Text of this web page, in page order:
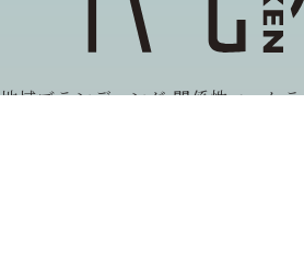
地域ブランディング,関係性マーケ